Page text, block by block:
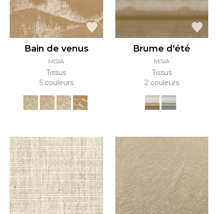
Bain de venus
MISIA
Tissus
5 couleurs
Brume d'été
MISIA
Tissus
2 couleurs